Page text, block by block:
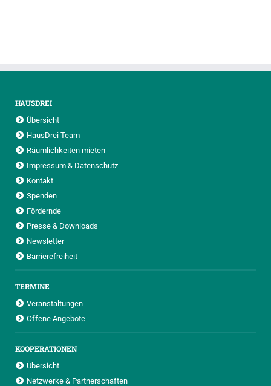
HAUSDREI
Übersicht
HausDrei Team
Räumlichkeiten mieten
Impressum & Datenschutz
Kontakt
Spenden
Fördernde
Presse & Downloads
Newsletter
Barrierefreiheit
TERMINE
Veranstaltungen
Offene Angebote
KOOPERATIONEN
Übersicht
Netzwerke & Partnerschaften